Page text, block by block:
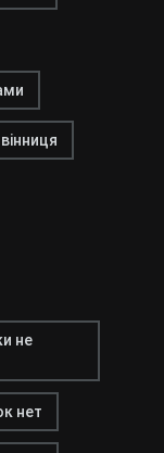
не
нет